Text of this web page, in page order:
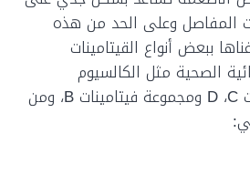
المفاصل وعلى الحد من هذه
ببعض أنواع القيتامينات
الصحية مثل الكالسيوم
C، D ومجموعة فيتاميناتB، ومن